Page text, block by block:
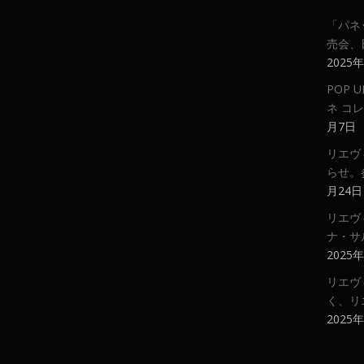
「パ
売会、
2025
POP
ネ コ
月7日
リエ
らせ
月24日
リエ
ナ・サ
2025
リエ
く、
2025